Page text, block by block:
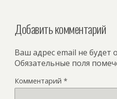
Добавить комментарий
Ваш адрес email не будет
Обязательные поля
Комментарий *